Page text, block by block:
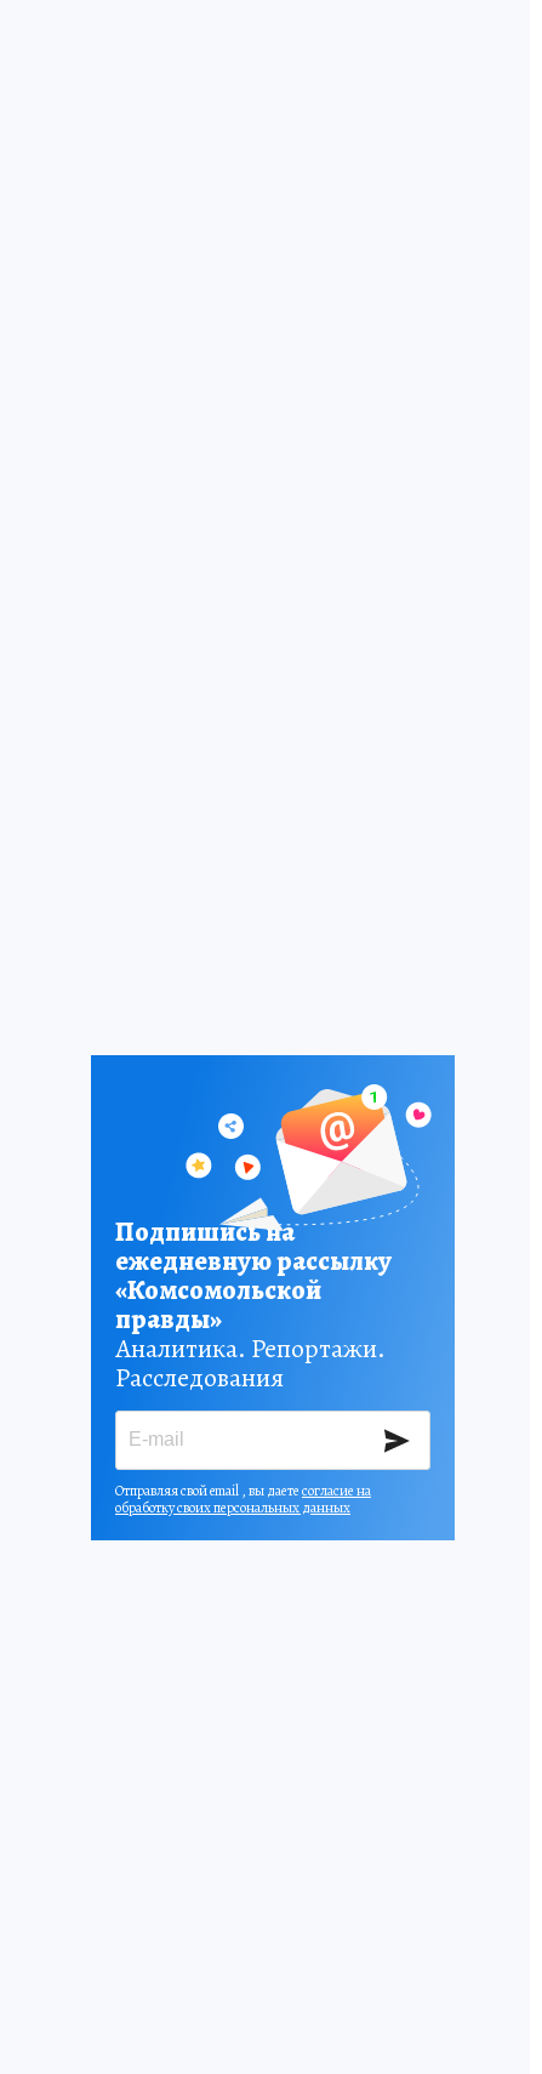
Подпишись на
ежедневную рассылку
«Комсомольской
правды»
Аналитика. Репортажи.
Расследования
Отправляя свой email , вы даетесогласие на
обработку своих персональных данных